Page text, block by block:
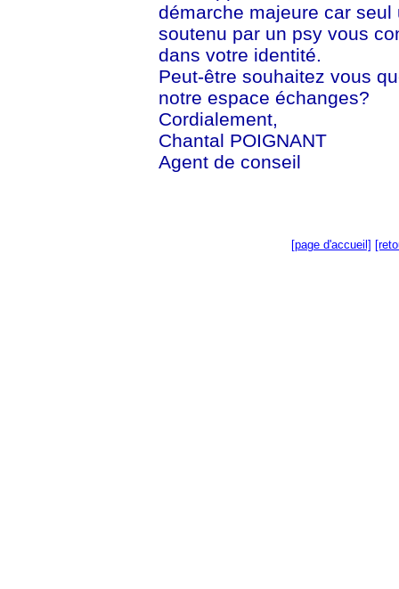
démarche majeure car
soutenu par un psy vous
dans votre identité.
Peut-être souhaitez vous
notre espace échanges?
Cordialement,
Chantal POIGNANT
Agent de conseil
[page d'accueil]